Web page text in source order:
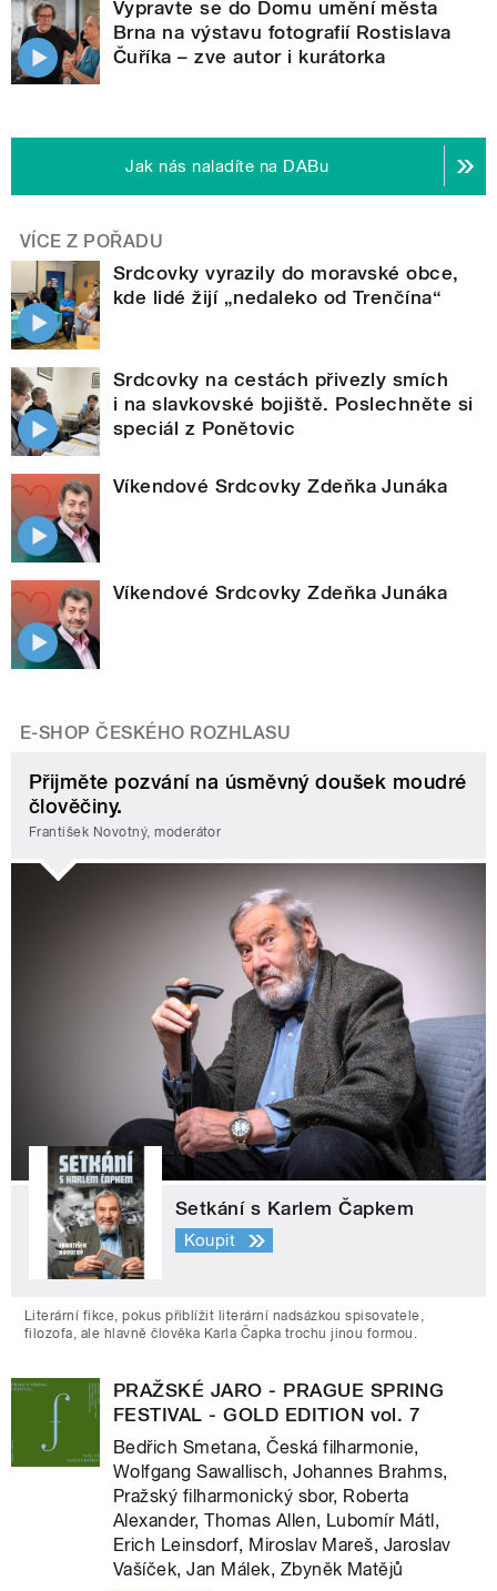
Vypravte se do Domu umění města
Brna na výstavu fotografií Rostislava
Čuříka – zve autor i kurátorka
Jak nás naladíte na DABu
VÍCE Z POŘADU
Srdcovky vyrazily do moravské obce,
kde lidé žijí „nedaleko od Trenčína“
Srdcovky na cestách přivezly smích
i na slavkovské bojiště. Poslechněte si
speciál z Ponětovic
Víkendové Srdcovky Zdeňka Junáka
Víkendové Srdcovky Zdeňka Junáka
E-SHOP ČESKÉHO ROZHLASU
Přijměte pozvání na úsměvný doušek moudré
člověčiny.
František Novotný, moderátor
Setkání s Karlem Čapkem
Koupit
Literární fikce, pokus přiblížit literární nadsázkou spisovatele,
filozofa, ale hlavně člověka Karla Čapka trochu jinou formou.
PRAŽSKÉ JARO - PRAGUE SPRING
FESTIVAL - GOLD EDITION vol. 7
Bedřich Smetana, Česká filharmonie,
Wolfgang Sawallisch, Johannes Brahms,
Pražský filharmonický sbor, Roberta
Alexander, Thomas Allen, Lubomír Mátl,
Erich Leinsdorf, Miroslav Mareš, Jaroslav
Vašíček, Jan Málek, Zbyněk Matějů